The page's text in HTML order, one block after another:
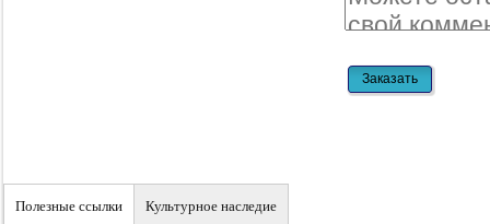
Полезные ссылки Культурное наследие